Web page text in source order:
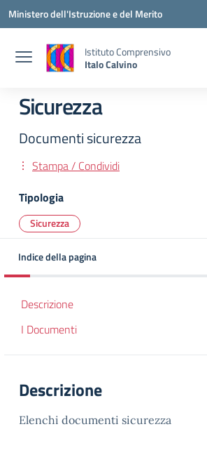
Vai ai contenuti
Vai al menu di navigazione
Vai al footer
Ministero dell'Istruzione e del Merito
Istituto Comprensivo
Italo Calvino
Sicurezza
Documenti sicurezza
Stampa / Condividi
Tipologia
Sicurezza
Indice della pagina
Descrizione
I Documenti
Descrizione
Elenchi documenti sicurezza